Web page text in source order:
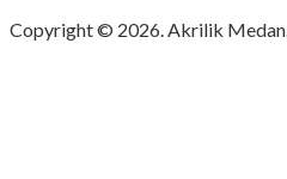
Copyright © 2026. Akrilik Medan.